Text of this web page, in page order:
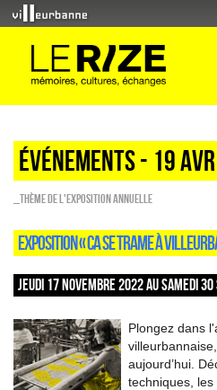
Événements - 19
_Thème de l'exposition annuelle
EXPOSITION « CA SE TRAME À
JEUDI 17 NOVEMBRE 2022 AU SAMEDI
Plongez dans
aujourd’hui.
techniques,